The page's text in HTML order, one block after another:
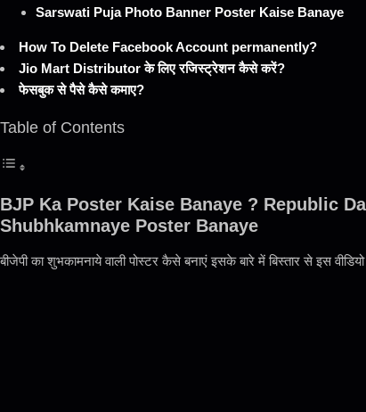
Sarswati Puja Photo Banner Poster Kaise Banaye
How To Delete Facebook Account permanently?
Jio Mart Distributor के लिए रजिस्ट्रेशन कैसे करें?
फेसबुक से पैसे कैसे कमाए?
Table of Contents
BJP Ka Poster Kaise Banaye ? Republic
Shubhkamnaye Poster Banaye
बीजेपी का शुभकामनाये वाली पोस्टर कैसे बनाएं इसके बारे में बिस्तार से इस